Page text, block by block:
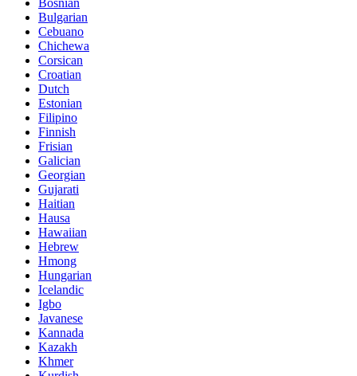
Bosnian
Bulgarian
Cebuano
Chichewa
Corsican
Croatian
Dutch
Estonian
Filipino
Finnish
Frisian
Galician
Georgian
Gujarati
Haitian
Hausa
Hawaiian
Hebrew
Hmong
Hungarian
Icelandic
Igbo
Javanese
Kannada
Kazakh
Khmer